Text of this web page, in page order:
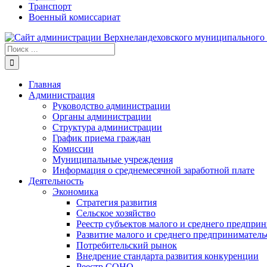
Транспорт
Военный комиссариат
Результат
поиска:
Главная
Администрация
Руководство администрации
Органы администрации
Структура администрации
График приема граждан
Комиссии
Муниципальные учреждения
Информация о среднемесячной заработной плате
Деятельность
Экономика
Стратегия развития
Сельское хозяйство
Реестр субъектов малого и среднего
Развитие малого и среднего
Потребительский рынок
Внедрение стандарта развития конкуренции